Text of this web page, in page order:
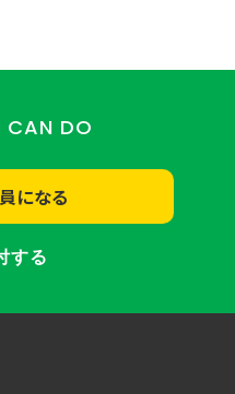
CAN DO
になる
する